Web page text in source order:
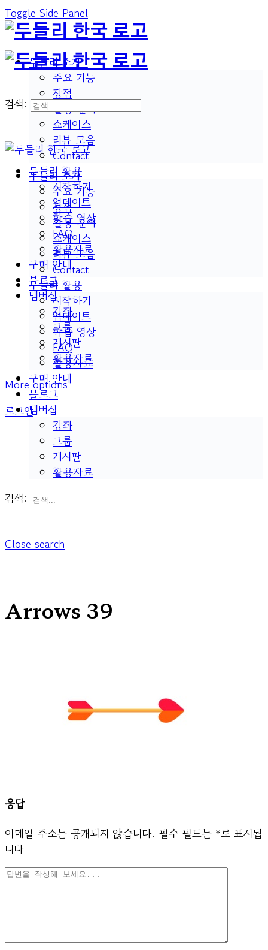
Toggle Side Panel
두들리 소개
주요 기능
장점
활용 분야
쇼케이스
리뷰 모음
Contact
두들리 활용
시작하기
업데이트
학습 영상
FAQ
활용자료
구매 안내
블로그
멤버십
강좌
그룹
게시판
활용자료
More options
로그인
검색:
두들리 소개
주요 기능
장점
활용 분야
쇼케이스
리뷰 모음
Contact
두들리 활용
시작하기
업데이트
학습 영상
FAQ
활용자료
구매 안내
블로그
멤버십
강좌
그룹
게시판
활용자료
검색:
Close search
Arrows 39
응답
이메일 주소는 공개되지 않습니다. 필수 필드는 *로 표시됩
니다